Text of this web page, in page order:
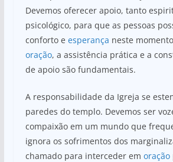
Devemos oferecer apoio, tanto
psicológico, para que as pessoas
conforto e esperança neste
oração, a assistência prática e a
de apoio são fundamentais.
A responsabilidade da Igreja se
paredes do templo. Devemos ser
compaixão em um mundo que
ignora os sofrimentos dos
chamado para interceder em oração